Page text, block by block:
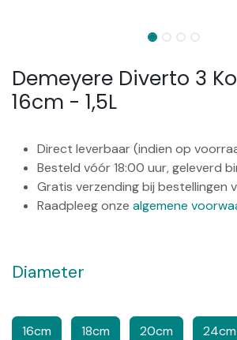
Demeyere Diverto 3
16cm - 1,5L
Direct leverbaar (indien op
Besteld vóór 18:00 uur, geleverd
Gratis verzending bij bestellingen
Raadpleeg onze algemene
Diameter
16cm 18cm 20cm 24cm